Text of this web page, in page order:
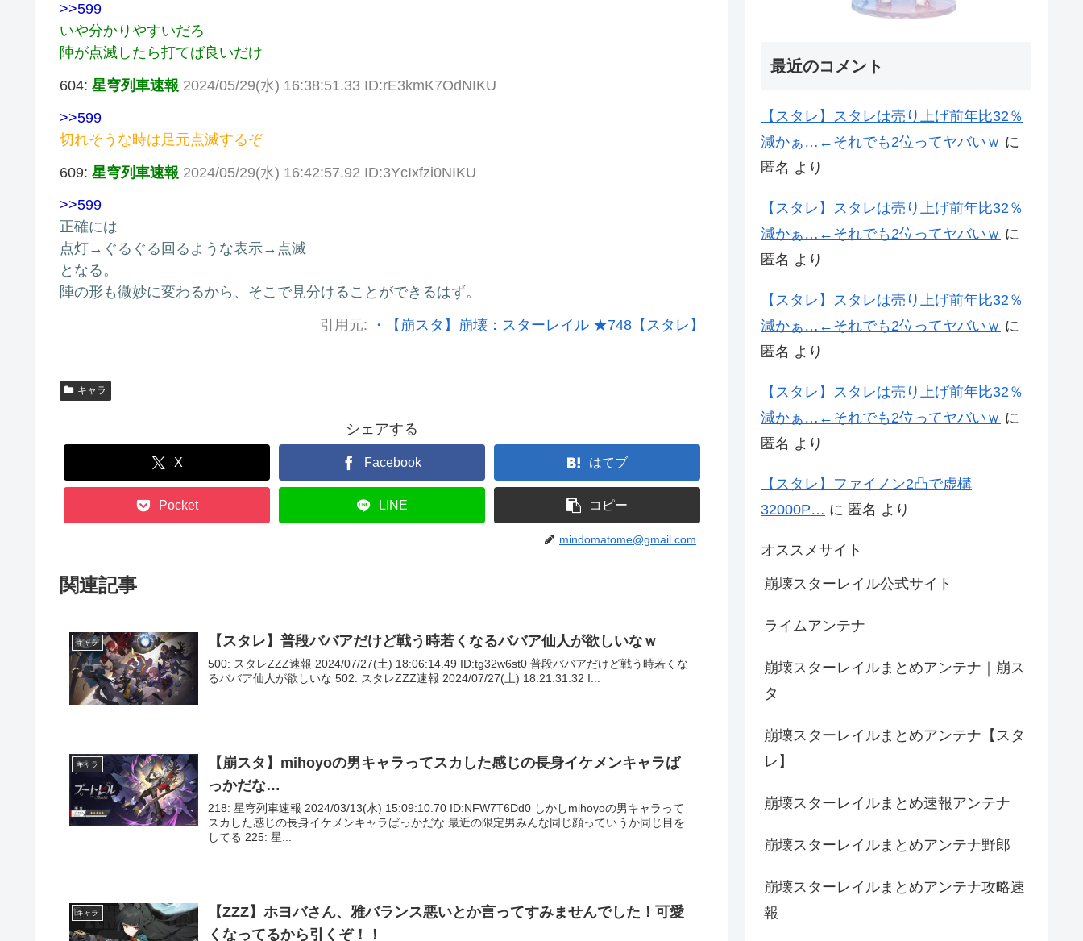
>>599
いや分かりやすいだろ
陣が点滅したら打てば良いだけ
604: 星穹列車速報 2024/05/29(水) 16:38:51.33 ID:rE3kmK7OdNIKU
>>599
切れそうな時は足元点滅するぞ
609: 星穹列車速報 2024/05/29(水) 16:42:57.92 ID:3YcIxfzi0NIKU
>>599
正確には
点灯→ぐるぐる回るような表示→点滅
となる。
陣の形も微妙に変わるから、そこで見分けることができるはず。
引用元: ・【崩スタ】崩壊：スターレイル ★748【スタレ】
キャラ
シェアする
X Facebook はてブ
Pocket LINE コピー
mindomatome@gmail.com
関連記事
キャラ 【スタレ】普段ババアだけど戦う時若くなるババア仙人が欲しいなｗ
500: スタレZZZ速報 2024/07/27(土) 18:06:14.49 ID:tg32w6st0 普段ババアだけど戦う時若くな
るババア仙人が欲しいな 502: スタレZZZ速報 2024/07/27(土) 18:21:31.32 I...
キャラ
【崩スタ】mihoyoの男キャラってスカした感じの長身イケメンキャラば
っかだな…
218: 星穹列車速報 2024/03/13(水) 15:09:10.70 ID:NFW7T6Dd0 しかしmihoyoの男キャラって
スカした感じの長身イケメンキャラばっかだな 最近の限定男みんな同じ顔っていうか同じ目を
してる 225: 星...
キャラ
【ZZZ】ホヨバさん、雅バランス悪いとか言ってすみませんでした！可愛
くなってるから引くぞ！！
最近のコメント
【スタレ】スタレは売り上げ前年比32％
減かぁ…←それでも2位ってヤバいｗ に
匿名 より
【スタレ】スタレは売り上げ前年比32％
減かぁ…←それでも2位ってヤバいｗ に
匿名 より
【スタレ】スタレは売り上げ前年比32％
減かぁ…←それでも2位ってヤバいｗ に
匿名 より
【スタレ】スタレは売り上げ前年比32％
減かぁ…←それでも2位ってヤバいｗ に
匿名 より
【スタレ】ファイノン2凸で虚構
32000P… に 匿名 より
オススメサイト
崩壊スターレイル公式サイト
ライムアンテナ
崩壊スターレイルまとめアンテナ｜崩ス
タ
崩壊スターレイルまとめアンテナ【スタ
レ】
崩壊スターレイルまとめ速報アンテナ
崩壊スターレイルまとめアンテナ野郎
崩壊スターレイルまとめアンテナ攻略速
報